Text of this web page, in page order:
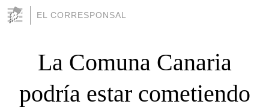
EL CORRESPONSAL
La Comuna Canaria
podría estar cometiendo